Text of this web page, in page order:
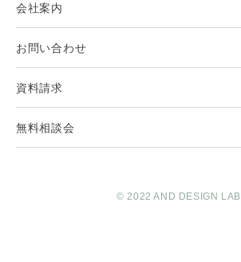
会社案内
お問い合わせ
資料請求
無料相談会
© 2022 AND DESIGN LAB